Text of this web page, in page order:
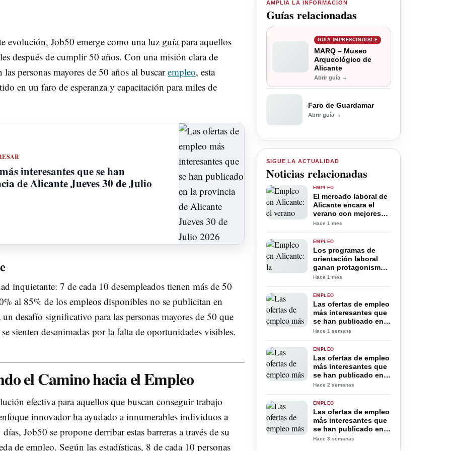
evolución, Job50 emerge como una luz guía para aquellos
después de cumplir 50 años. Con una misión clara de
personas mayores de 50 años al buscarempleo, esta
en un faro de esperanza y capacitación para miles de
interesantes que se han
de Alicante Jueves 30 de Julio
inquietante: 7 de cada 10 desempleados tienen más de 50
al 85% de los empleos disponibles no se publicitan en
desafío significativo para las personas mayores de 50 que
sienten desanimadas por la falta de oportunidades visibles.
el Camino hacia el Empleo
efectiva para aquellos que buscan conseguir trabajo
innovador ha ayudado a innumerables individuos a
Job50 se propone derribar estas barreras a través de su
de empleo. Según las estadísticas, 8 de cada 10 personas
AMPLÍA LA INFORMACIÓN
Guías relacionadas
GUÍA IMPRESCINDIBLE
MARQ – Museo
Arqueológico de
Alicante
Abrir guía →
Faro de Guardamar
Abrir guía →
SIGUE LA ACTUALIDAD
Noticias relacionadas
EMPLEO
El mercado laboral de
Alicante encara el
verano con mejores
perspectivas
turismo y los servicios
Hace 1 mes
EMPLEO
Los programas de
orientación laboral
ganan protagonismo
en Alicante para
empleo
Hace 1 mes
EMPLEO
Las ofertas de empleo
más interesantes que
se han publicado en
la provincia de
Julio 2026
Hace 1 semana
EMPLEO
Las ofertas de empleo
más interesantes que
se han publicado en
la provincia de
Julio 2026
Hace 2 semanas
EMPLEO
Las ofertas de empleo
más interesantes que
se han publicado en
la provincia de
Hace 3 semanas